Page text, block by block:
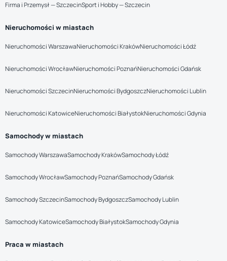
Firma i Przemysł — SzczecinSport i Hobby — Szczecin
Nieruchomości w miastach
Nieruchomości WarszawaNieruchomości KrakówNieruchomości Łódź
Nieruchomości WrocławNieruchomości PoznańNieruchomości Gdańsk
Nieruchomości SzczecinNieruchomości BydgoszczNieruchomości Lublin
Nieruchomości KatowiceNieruchomości BiałystokNieruchomości Gdynia
Samochody w miastach
Samochody WarszawaSamochody KrakówSamochody Łódź
Samochody WrocławSamochody PoznańSamochody Gdańsk
Samochody SzczecinSamochody BydgoszczSamochody Lublin
Samochody KatowiceSamochody BiałystokSamochody Gdynia
Praca w miastach